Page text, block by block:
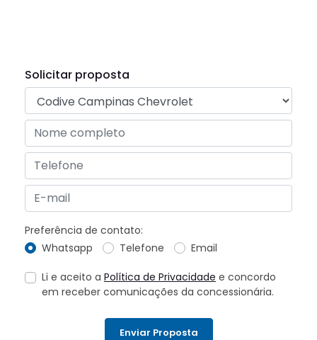
Solicitar proposta
Preferência de contato:
Whatsapp
Telefone Email
Li e aceito a Política de Privacidade e concordo
em receber comunicações da concessionária.
Enviar Proposta